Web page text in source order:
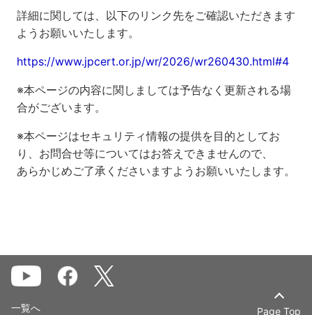
詳細に関しては、以下のリンク先をご確認いただきます
ようお願いいたします。
https://www.jpcert.or.jp/wr/2026/wr260430.html#4
※本ページの内容に関しましては予告なく更新される場
合がございます。
※本ページはセキュリティ情報の提供を目的としてお
り、お問合せ等についてはお答えできませんので、
あらかじめご了承くださいますようお願いいたします。
Page Top
一覧へ